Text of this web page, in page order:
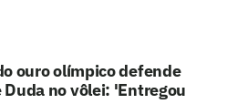
ouro olímpico defende
Duda no vôlei: 'Entregou